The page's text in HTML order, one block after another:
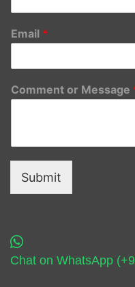
Email *
Comment or Message
Submit
Chat on WhatsApp